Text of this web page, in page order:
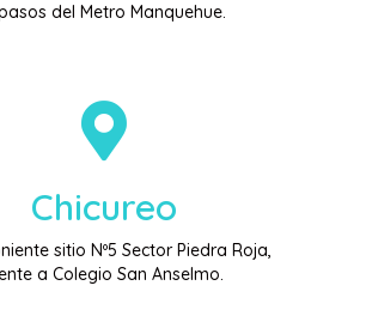
del Metro Manquehue.
Chicureo
sitio Nº5 Sector Piedra Roja,
a Colegio San Anselmo.